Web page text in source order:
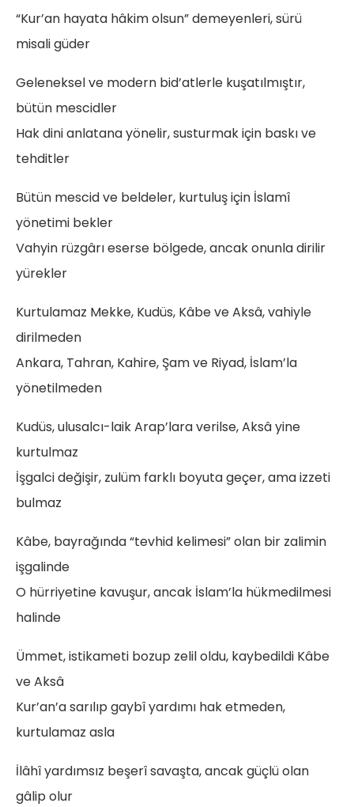
“Kur’an hayata hâkim olsun” demeyenleri, sürü
misali güder
Geleneksel ve modern bid’atlerle kuşatılmıştır,
bütün mescidler
Hak dini anlatana yönelir, susturmak için baskı ve
tehditler
Bütün mescid ve beldeler, kurtuluş için İslamî
yönetimi bekler
Vahyin rüzgârı eserse bölgede, ancak onunla dirilir
yürekler
Kurtulamaz Mekke, Kudüs, Kâbe ve Aksâ, vahiyle
dirilmeden
Ankara, Tahran, Kahire, Şam ve Riyad, İslam’la
yönetilmeden
Kudüs, ulusalcı-laik Arap’lara verilse, Aksâ yine
kurtulmaz
İşgalci değişir, zulüm farklı boyuta geçer, ama izzeti
bulmaz
Kâbe, bayrağında “tevhid kelimesi” olan bir zalimin
işgalinde
O hürriyetine kavuşur, ancak İslam’la hükmedilmesi
halinde
Ümmet, istikameti bozup zelil oldu, kaybedildi Kâbe
ve Aksâ
Kur’an’a sarılıp gaybî yardımı hak etmeden,
kurtulamaz asla
İlâhî yardımsız beşerî savaşta, ancak güçlü olan
gâlip olur